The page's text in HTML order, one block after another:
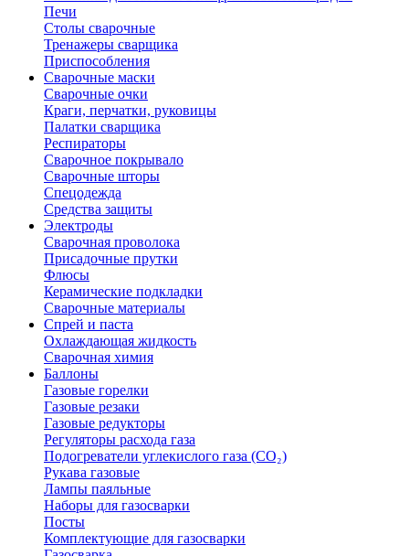
Печи
Столы сварочные
Тренажеры сварщика
Приспособления
Сварочные маски
Сварочные очки
Краги, перчатки, руковицы
Палатки сварщика
Респираторы
Сварочное покрывало
Сварочные шторы
Спецодежда
Средства защиты
Электроды
Сварочная проволока
Присадочные прутки
Флюсы
Керамические подкладки
Сварочные материалы
Спрей и паста
Охлаждающая жидкость
Сварочная химия
Баллоны
Газовые горелки
Газовые резаки
Газовые редукторы
Регуляторы расхода газа
Подогреватели углекислого газа (CO₂)
Рукава газовые
Лампы паяльные
Наборы для газосварки
Посты
Комплектующие для газосварки